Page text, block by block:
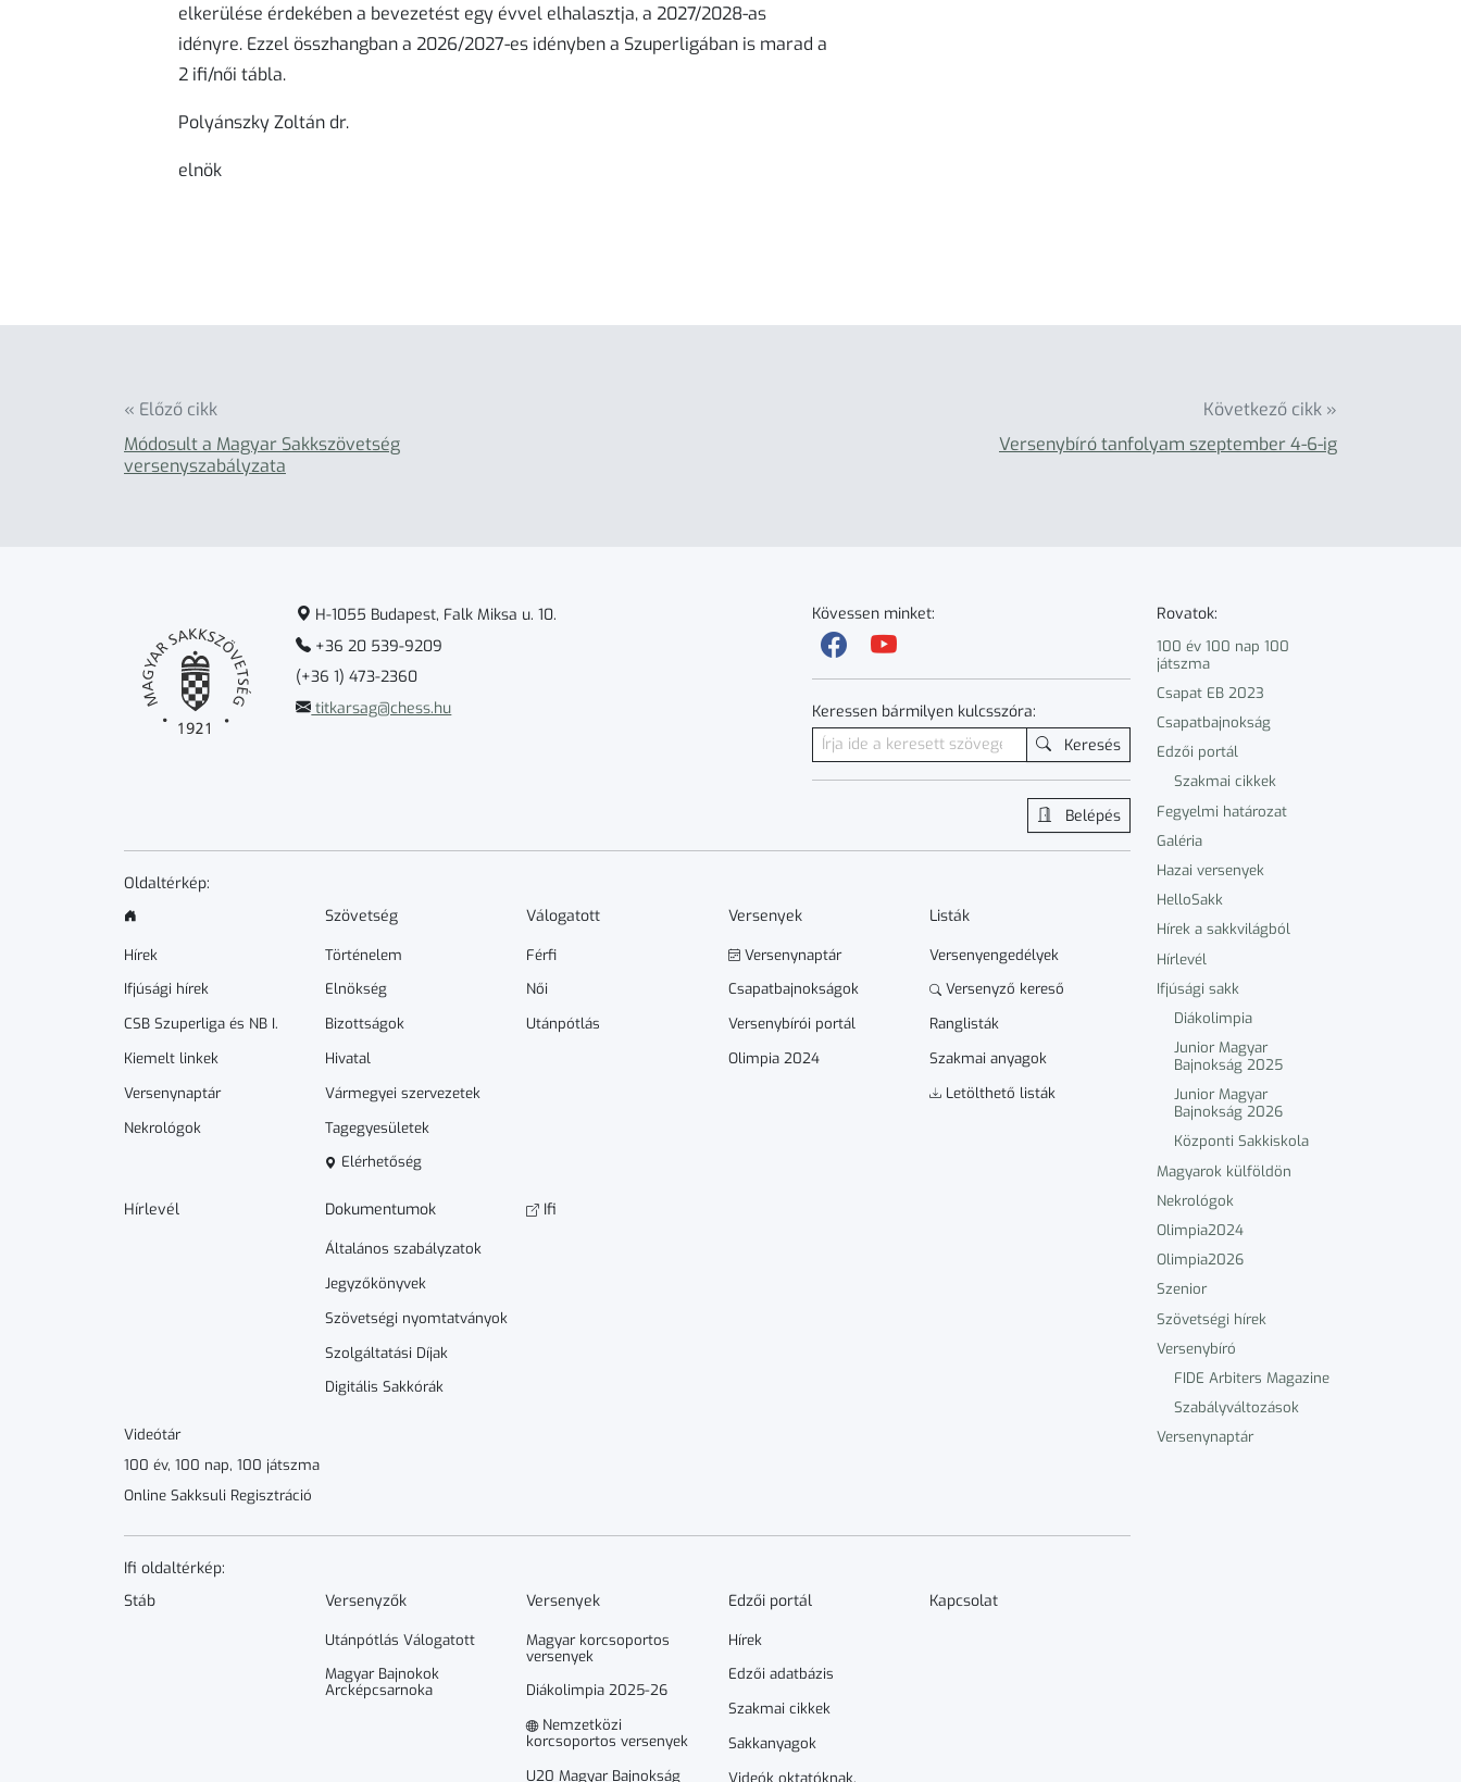
elkerülése érdekében a bevezetést egy évvel elhalasztja, a 2027/2028-as
idényre. Ezzel összhangban a 2026/2027-es idényben a Szuperligában is marad a
2 ifi/női tábla.
Polyánszky Zoltán dr.
elnök
« Előző cikk
Módosult a Magyar Sakkszövetség
versenyszabályzata
Következő cikk »
Versenybíró tanfolyam szeptember 4-6-ig
H-1055 Budapest, Falk Miksa u. 10.
+36 20 539-9209
(+36 1) 473-2360
titkarsag@chess.hu
Kövessen minket:
Keressen bármilyen kulcsszóra:
Keresés
Belépés
Oldaltérkép:
Hírek
Ifjúsági hírek
CSB Szuperliga és NB I.
Kiemelt linkek
Versenynaptár
Nekrológok
Szövetség
Történelem
Elnökség
Bizottságok
Hivatal
Vármegyei szervezetek
Tagegyesületek
Elérhetőség
Válogatott
Férfi
Női
Utánpótlás
Versenyek
Versenynaptár
Csapatbajnokságok
Versenybírói portál
Olimpia 2024
Listák
Versenyengedélyek
Versenyző kereső
Ranglisták
Szakmai anyagok
Letölthető listák
Hírlevél Dokumen­­tumok
Általános szabályzatok
Jegyzőkönyvek
Szövetségi nyomtatványok
Szolgáltatási Díjak
Digitális Sakkórák
Ifi
Videótár
100 év, 100 nap, 100 játszma
Online Sakksuli Regisztráció
Ifi oldaltérkép:
Stáb
Versenyzők
Utánpótlás Válogatott
Magyar Bajnokok
Arcképcsarnoka
Versenyek
Magyar korcsoportos
versenyek
Diákolimpia 2025-26
Nemzetközi
korcsoportos versenyek
U20 Magyar Bajnokság
Edzői portál
Hírek
Edzői adatbázis
Szakmai cikkek
Sakkanyagok
Videók oktatóknak,
Kapcsolat
Rovatok:
100 év 100 nap 100
játszma
Csapat EB 2023
Csapatbajnokság
Edzői portál
Szakmai cikkek
Fegyelmi határozat
Galéria
Hazai versenyek
HelloSakk
Hírek a sakkvilágból
Hírlevél
Ifjúsági sakk
Diákolimpia
Junior Magyar
Bajnokság 2025
Junior Magyar
Bajnokság 2026
Központi Sakkiskola
Magyarok külföldön
Nekrológok
Olimpia2024
Olimpia2026
Szenior
Szövetségi hírek
Versenybíró
FIDE Arbiters Magazine
Szabályváltozások
Versenynaptár